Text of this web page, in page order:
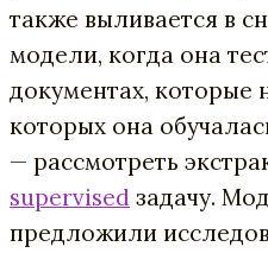
также выливается в
модели, когда она
документах, которые
которых она
— рассмотреть
supervised задачу.
предложили